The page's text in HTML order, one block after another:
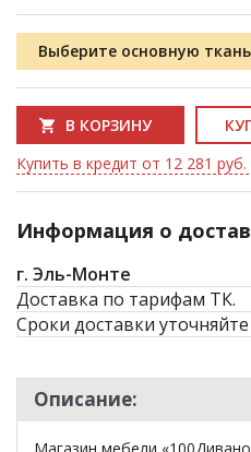
Выберите основную ткань
В КОРЗИНУ
Купить в кредит от 12 281
Информация о
г. Эль-Монте
Доставка по тарифам ТК.
Сроки доставки
Описание: